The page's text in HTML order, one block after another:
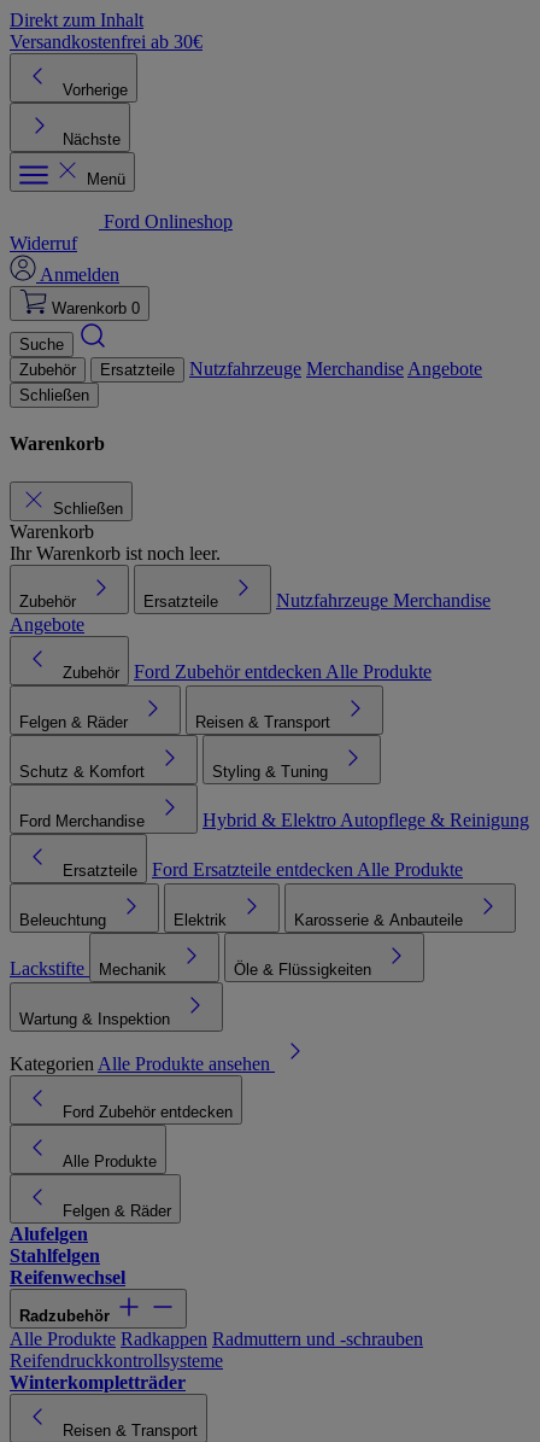
Direkt zum Inhalt
Versandkostenfrei ab 30€
Vorherige
Nächste
Menü
Ford Onlineshop
Widerruf
Anmelden
Warenkorb 0
Suche
Zubehör
Ersatzteile Nutzfahrzeuge Merchandise Angebote
Schließen
Warenkorb
Schließen
Warenkorb
Ihr Warenkorb ist noch leer.
Zubehör Ersatzteile Nutzfahrzeuge Merchandise
Angebote
Zubehör Ford Zubehör entdecken Alle Produkte
Felgen & Räder Reisen & Transport
Schutz & Komfort Styling & Tuning
Ford Merchandise Hybrid & Elektro Autopflege & Reinigung
Ersatzteile Ford Ersatzteile entdecken Alle Produkte
Beleuchtung Elektrik Karosserie & Anbauteile
Lackstifte Mechanik Öle & Flüssigkeiten
Wartung & Inspektion
Kategorien Alle Produkte ansehen
Ford Zubehör entdecken
Alle Produkte
Felgen & Räder
Alufelgen
Stahlfelgen
Reifenwechsel
Radzubehör
Alle Produkte Radkappen Radmuttern und -schrauben
Reifendruckkontrollsysteme
Winterkompletträder
Reisen & Transport